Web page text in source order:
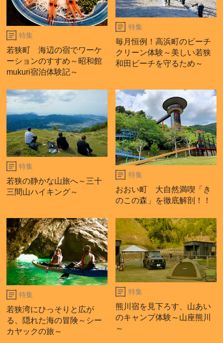
特集
若狭町 海辺の宿でワーケ
ーションのすすめ～昭和館
mukuri宿泊体験記～
特集
毎月恒例！高浜町のビーチ
クリーン体験～美しい若狭
和田ビーチを守るため～
特集
若狭の静かな山旅へ～三十
三間山ハイキング～
特集
おおい町 大自然満喫「き
のこの森」を徹底解剖！！
特集
若狭湾にひっそりと広が
る、隠れた海の冒険～シー
カヤックの旅～
特集
熊川宿を見下ろす、山あい
のキャンプ体験～山座熊川
～